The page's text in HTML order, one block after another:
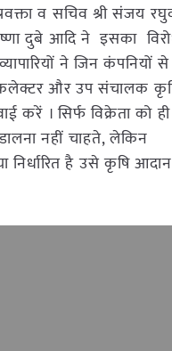
व सचिव श्री संजय
दुबे आदि ने इसका
ने जिन कंपनियों
कलेक्टर और उप संचालक
करें । सिर्फ विक्रेता को ही
नहीं चाहते, लेकिन
निर्धारित है उसे कृषि आदान